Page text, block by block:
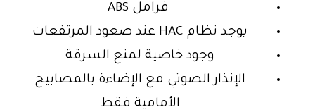
فرامل ABS
يوجد نظام HAC عند صعود المرتفعات
وجود خاصية لمنع السرقة
الإنذار الصوتي مع الإضاءة بالمصابيح
الأمامية فقط